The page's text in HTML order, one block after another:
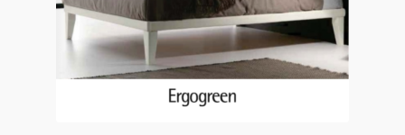
del
prodotto